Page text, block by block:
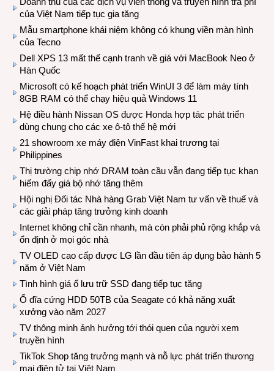
của Việt Nam tiếp tục gia tăng
Mẫu smartphone khái niệm không có khung viền màn hình
của Tecno
Dell XPS 13 mất thế cạnh tranh về giá với MacBook Neo ở
Hàn Quốc
Microsoft có kế hoạch phát triển WinUI 3 để làm máy tính
8GB RAM có thể chạy hiệu quả Windows 11
Hệ điều hành Nissan OS được Honda hợp tác phát triển
dùng chung cho các xe ô-tô thế hệ mới
21 showroom xe máy điện VinFast khai trương tại
Philippines
Thị trường chip nhớ DRAM toàn cầu vẫn đang tiếp tục khan
hiếm đẩy giá bộ nhớ tăng thêm
Hội nghị Đối tác Nhà hàng Grab Việt Nam tư vấn về thuế và
các giải pháp tăng trưởng kinh doanh
Internet không chỉ cần nhanh, mà còn phải phủ rộng khắp và
ổn định ở mọi góc nhà
TV OLED cao cấp được LG lần đầu tiên áp dụng bảo hành 5
năm ở Việt Nam
Tình hình giá ổ lưu trữ SSD đang tiếp tục tăng
Ổ đĩa cứng HDD 50TB của Seagate có khả năng xuất
xưởng vào năm 2027
TV thông minh ảnh hưởng tới thói quen của người xem
truyền hình
TikTok Shop tăng trưởng mạnh và nỗ lực phát triển thương
mại điện tử tại Việt Nam